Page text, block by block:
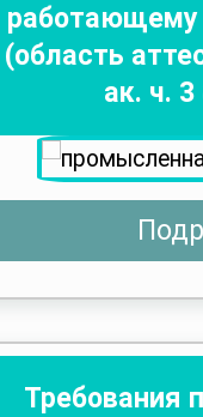
работающему
(область
ак. ч. 3
Требования